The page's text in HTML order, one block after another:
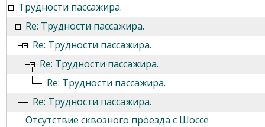
Трудности пассажира.
Re: Трудности пассажира.
Re: Трудности пассажира.
Re: Трудности пассажира.
Re: Трудности пассажира.
Re: Трудности пассажира.
Отсутствие сквозного проезда с Шоссе